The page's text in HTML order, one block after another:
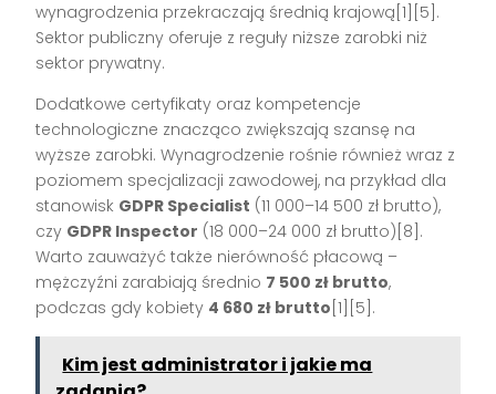
wynagrodzenia przekraczają średnią krajową[1][5].
Sektor publiczny oferuje z reguły niższe zarobki niż
sektor prywatny.
Dodatkowe certyfikaty oraz kompetencje
technologiczne znacząco zwiększają szansę na
wyższe zarobki. Wynagrodzenie rośnie również wraz z
poziomem specjalizacji zawodowej, na przykład dla
stanowisk GDPR Specialist (11 000–14 500 zł brutto),
czy GDPR Inspector (18 000–24 000 zł brutto)[8].
Warto zauważyć także nierówność płacową –
mężczyźni zarabiają średnio 7 500 zł brutto,
podczas gdy kobiety 4 680 zł brutto [1][5].
Kim jest administrator i jakie ma